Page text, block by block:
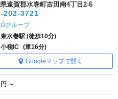
遠賀郡水巻町吉田南4丁目2-6
202-3721
グループ
東水巻駅 (徒歩10分)
小嶺IC (車16分)
Googleマップで開く
～